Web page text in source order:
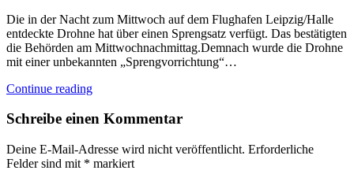
Die in der Nacht zum Mittwoch auf dem Flughafen Leipzig/Halle
entdeckte Drohne hat über einen Sprengsatz verfügt. Das bestätigten
die Behörden am Mittwochnachmittag.Demnach wurde die Drohne
mit einer unbekannten „Sprengvorrichtung“…
Continue reading
Schreibe einen Kommentar
Deine E-Mail-Adresse wird nicht veröffentlicht. Erforderliche
Felder sind mit * markiert